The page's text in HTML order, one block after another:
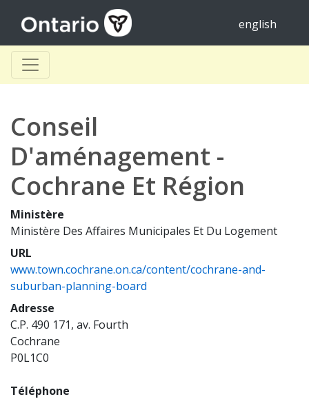
english
Conseil
D'aménagement -
Cochrane Et Région
Ministère
Ministère Des Affaires Municipales Et Du Logement
URL
www.town.cochrane.on.ca/content/cochrane-and-
suburban-planning-board
Adresse
C.P. 490 171, av. Fourth
Cochrane
P0L1C0
Téléphone